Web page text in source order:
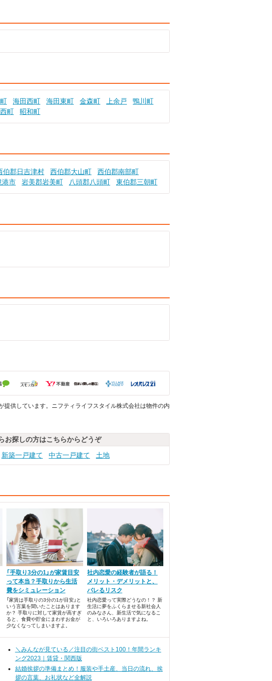
海田西町 海田東町 金森町 上余戸
鴨川町
町 昭和町
伯郡日吉津村 西伯郡大山町
西伯郡南部町
港市 岩美郡岩美町 八頭郡八頭町 東伯郡三朝町
供しています。ニフティライフスタイル株式会社は物件の内
お探しの方はこちらからどうぞ
新築一戸建て 中古一戸建て 土地
「手取り3分の1」が家賃目安
って本当？手取りから生活
費をシミュレーション
「家賃は手取りの3分の1が目安」と
いう言葉を聞いたことはあります
か？ 手取りに対して家賃が高すぎ
ると、食費や貯金にまわすお金が
少なくなってしまいますよ。
社内恋愛の経験者が語る！
メリット・デメリットと、
バレるリスク
社内恋愛って実際どうなの！？ 新
生活に夢をふくらませる新社会人
のみなさん、新生活で気になるこ
と、いろいろありますよね。
＼みんなが見ている／注目の街ベスト100！年間ランキ
ング2023｜賃貸・関西版
結婚挨拶の準備まとめ！服装や手土産、当日の流れ、挨
拶の言葉、お礼状など全解説